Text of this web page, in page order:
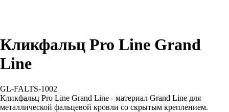
Кликфальц Pro Line Grand
Line
GL-FALTS-1002
Кликфальц Pro Line Grand Line - материал Grand Line для
металлической фальцевой кровли со скрытым креплением.